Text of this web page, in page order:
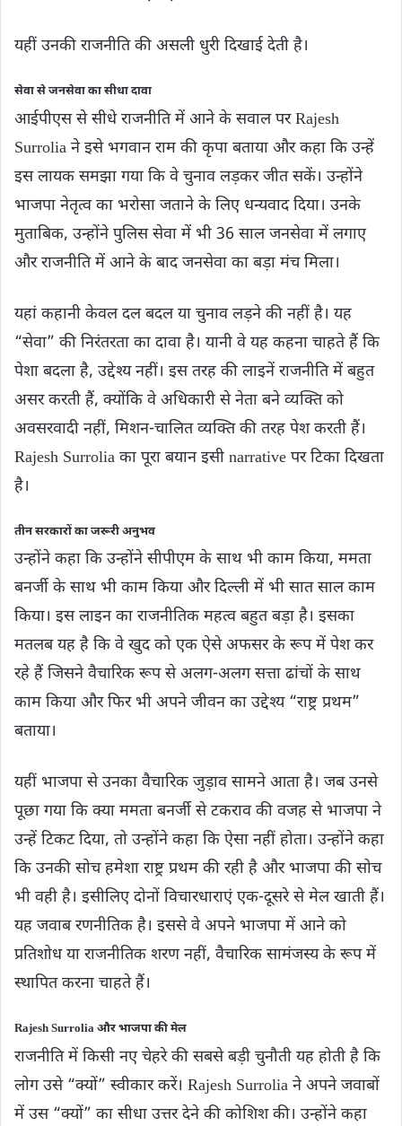
यहीं उनकी राजनीति की असली धुरी दिखाई देती है।
सेवा से जनसेवा का सीधा दावा
आईपीएस से सीधे राजनीति में आने के सवाल पर Rajesh
Surrolia ने इसे भगवान राम की कृपा बताया और कहा कि उन्हें
इस लायक समझा गया कि वे चुनाव लड़कर जीत सकें। उन्होंने
भाजपा नेतृत्व का भरोसा जताने के लिए धन्यवाद दिया। उनके
मुताबिक, उन्होंने पुलिस सेवा में भी 36 साल जनसेवा में लगाए
और राजनीति में आने के बाद जनसेवा का बड़ा मंच मिला।
यहां कहानी केवल दल बदल या चुनाव लड़ने की नहीं है। यह
“सेवा” की निरंतरता का दावा है। यानी वे यह कहना चाहते हैं कि
पेशा बदला है, उद्देश्य नहीं। इस तरह की लाइनें राजनीति में बहुत
असर करती हैं, क्योंकि वे अधिकारी से नेता बने व्यक्ति को
अवसरवादी नहीं, मिशन-चालित व्यक्ति की तरह पेश करती हैं।
Rajesh Surrolia का पूरा बयान इसी narrative पर टिका दिखता
है।
तीन सरकारों का जरूरी अनुभव
उन्होंने कहा कि उन्होंने सीपीएम के साथ भी काम किया, ममता
बनर्जी के साथ भी काम किया और दिल्ली में भी सात साल काम
किया। इस लाइन का राजनीतिक महत्व बहुत बड़ा है। इसका
मतलब यह है कि वे खुद को एक ऐसे अफसर के रूप में पेश कर
रहे हैं जिसने वैचारिक रूप से अलग-अलग सत्ता ढांचों के साथ
काम किया और फिर भी अपने जीवन का उद्देश्य “राष्ट्र प्रथम”
बताया।
यहीं भाजपा से उनका वैचारिक जुड़ाव सामने आता है। जब उनसे
पूछा गया कि क्या ममता बनर्जी से टकराव की वजह से भाजपा ने
उन्हें टिकट दिया, तो उन्होंने कहा कि ऐसा नहीं होता। उन्होंने कहा
कि उनकी सोच हमेशा राष्ट्र प्रथम की रही है और भाजपा की सोच
भी वही है। इसीलिए दोनों विचारधाराएं एक-दूसरे से मेल खाती हैं।
यह जवाब रणनीतिक है। इससे वे अपने भाजपा में आने को
प्रतिशोध या राजनीतिक शरण नहीं, वैचारिक सामंजस्य के रूप में
स्थापित करना चाहते हैं।
Rajesh Surrolia और भाजपा की मेल
राजनीति में किसी नए चेहरे की सबसे बड़ी चुनौती यह होती है कि
लोग उसे “क्यों” स्वीकार करें। Rajesh Surrolia ने अपने जवाबों
में उस “क्यों” का सीधा उत्तर देने की कोशिश की। उन्होंने कहा